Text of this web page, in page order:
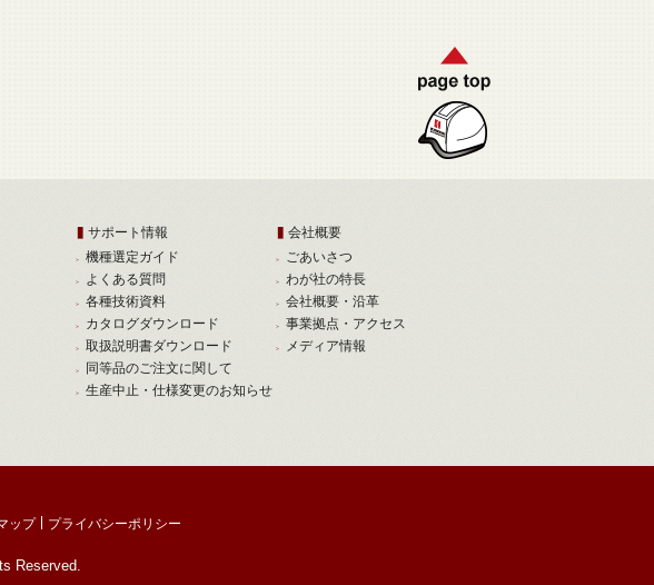
サポート情報
機種選定ガイド
よくある質問
各種技術資料
カタログダウンロード
取扱説明書ダウンロード
同等品のご注文に関して
生産中止・仕様変更のお知らせ
会社概要
ごあいさつ
わが社の特長
会社概要・沿革
事業拠点・アクセス
メディア情報
ップ プライバシーポリシー
Reserved.